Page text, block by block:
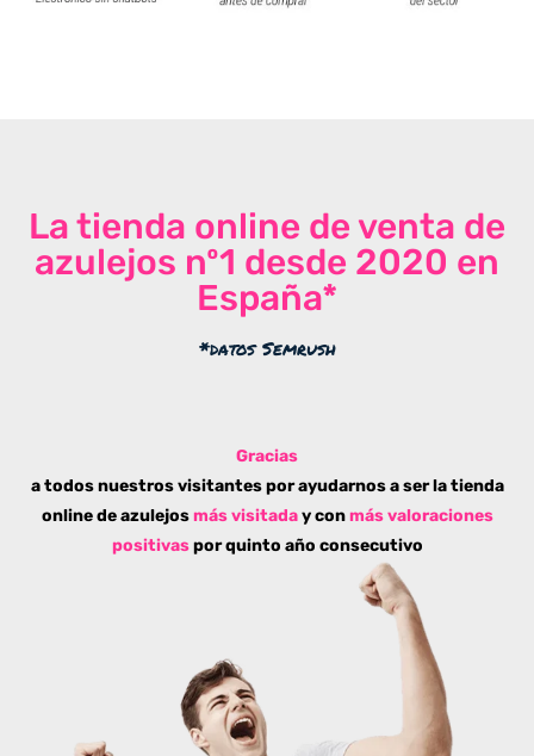
La tienda online de venta de
azulejos nº1 desde 2020 en
España*
*datos Semrush
Gracias
a todos nuestros visitantes por ayudarnos a ser la tienda
online de azulejos más visitaday conmás valoraciones
positivaspor quinto año consecutivo